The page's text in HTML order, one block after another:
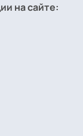
на сайте: